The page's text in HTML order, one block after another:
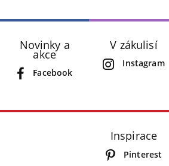
Novinky a
akce
Facebook
V zákulisí
Instagram
Inspirace
Pinterest